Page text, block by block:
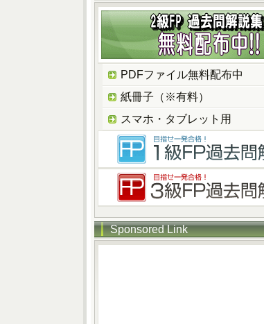
PDFファイル無料配布中
紙冊子（※有料）
スマホ・タブレット用
Sponsored Link